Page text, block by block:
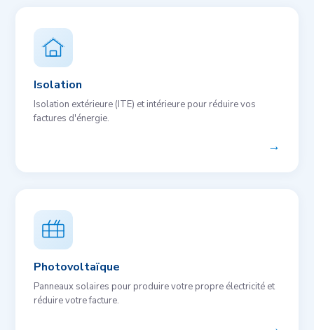
Isolation
Isolation extérieure (ITE) et intérieure pour réduire vos
factures d'énergie.
→
Photovoltaïque
Panneaux solaires pour produire votre propre électricité et
réduire votre facture.